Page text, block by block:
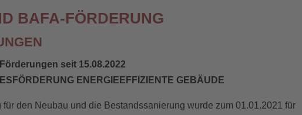
BAFA-FÖRDERUNG
seit 15.08.2022
ENERGIEEFFIZIENTE GEBÄUDE
für den Neubau und die Bestandssanierung wurde zum 01.01.2021 für